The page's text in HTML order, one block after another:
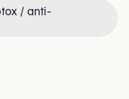
/ anti-